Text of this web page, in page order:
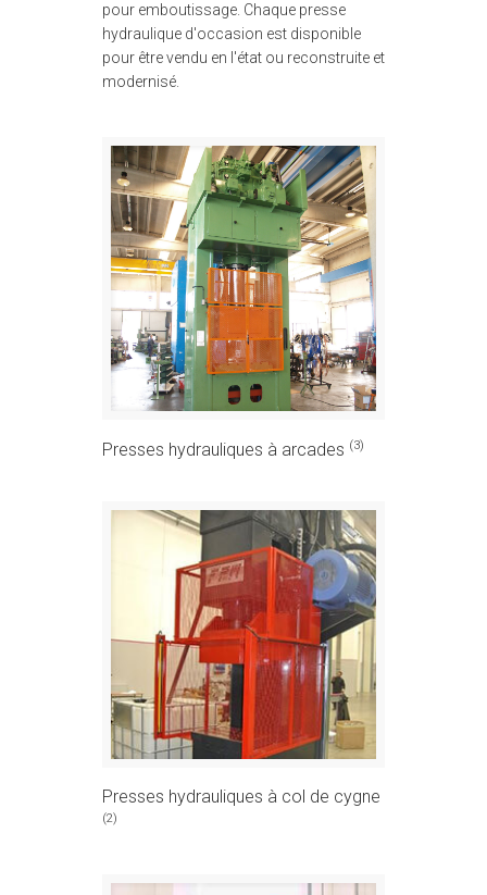
pour emboutissage. Chaque presse
hydraulique d'occasion est disponible
pour être vendu en l'état ou reconstruite et
modernisé.
Presses hydrauliques à arcades (3)
Presses hydrauliques à col de cygne
(2)